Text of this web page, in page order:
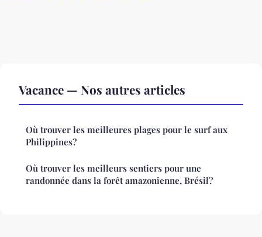
Vacance — Nos autres articles
Où trouver les meilleures plages pour le surf aux
Philippines?
Où trouver les meilleurs sentiers pour une
randonnée dans la forêt amazonienne, Brésil?